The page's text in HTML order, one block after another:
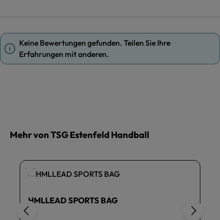
Keine Bewertungen gefunden. Teilen Sie Ihre
Erfahrungen mit anderen.
Mehr von TSG Estenfeld Handball
HMLLEAD SPORTS BAG